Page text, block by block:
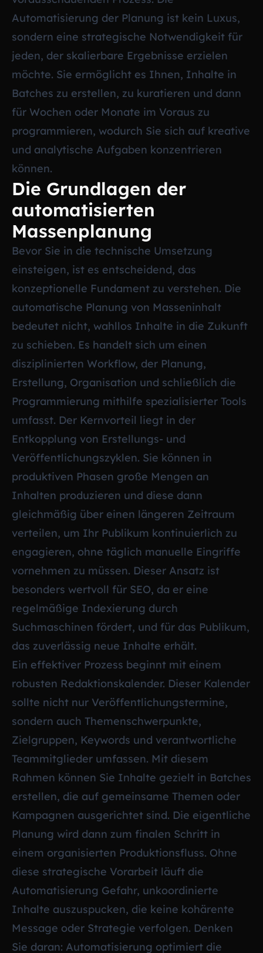
Automatisierung der Planung ist kein Luxus,
sondern eine strategische Notwendigkeit für
jeden, der skalierbare Ergebnisse erzielen
möchte. Sie ermöglicht es Ihnen, Inhalte in
Batches zu erstellen, zu kuratieren und dann
für Wochen oder Monate im Voraus zu
programmieren, wodurch Sie sich auf kreative
und analytische Aufgaben konzentrieren
können.
Die Grundlagen der
automatisierten
Massenplanung
Bevor Sie in die technische Umsetzung
einsteigen, ist es entscheidend, das
konzeptionelle Fundament zu verstehen. Die
automatische Planung von Masseninhalt
bedeutet nicht, wahllos Inhalte in die Zukunft
zu schieben. Es handelt sich um einen
disziplinierten Workflow, der Planung,
Erstellung, Organisation und schließlich die
Programmierung mithilfe spezialisierter Tools
umfasst. Der Kernvorteil liegt in der
Entkopplung von Erstellungs- und
Veröffentlichungszyklen. Sie können in
produktiven Phasen große Mengen an
Inhalten produzieren und diese dann
gleichmäßig über einen längeren Zeitraum
verteilen, um Ihr Publikum kontinuierlich zu
engagieren, ohne täglich manuelle Eingriffe
vornehmen zu müssen. Dieser Ansatz ist
besonders wertvoll für SEO, da er eine
regelmäßige Indexierung durch
Suchmaschinen fördert, und für das Publikum,
das zuverlässig neue Inhalte erhält.
Ein effektiver Prozess beginnt mit einem
robusten Redaktionskalender. Dieser Kalender
sollte nicht nur Veröffentlichungstermine,
sondern auch Themenschwerpunkte,
Zielgruppen, Keywords und verantwortliche
Teammitglieder umfassen. Mit diesem
Rahmen können Sie Inhalte gezielt in Batches
erstellen, die auf gemeinsame Themen oder
Kampagnen ausgerichtet sind. Die eigentliche
Planung wird dann zum finalen Schritt in
einem organisierten Produktionsfluss. Ohne
diese strategische Vorarbeit läuft die
Automatisierung Gefahr, unkoordinierte
Inhalte auszuspucken, die keine kohärente
Message oder Strategie verfolgen. Denken
Sie daran: Automatisierung optimiert die